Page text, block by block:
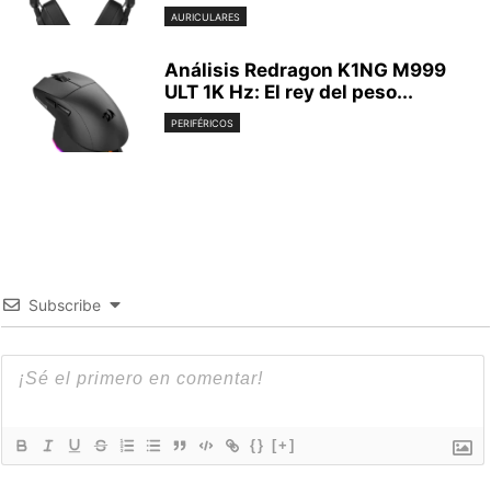
AURICULARES
Análisis Redragon K1NG M999
ULT 1K Hz: El rey del peso...
PERIFÉRICOS
Subscribe
{} [+]